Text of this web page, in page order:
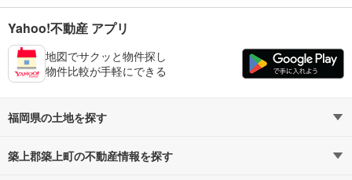
Yahoo!不動産 アプリ
地図でサクッと物件探し
物件比較が手軽にできる
福岡県の土地を探す
路線・駅から探す
築上郡築上町の不動産情報を探す